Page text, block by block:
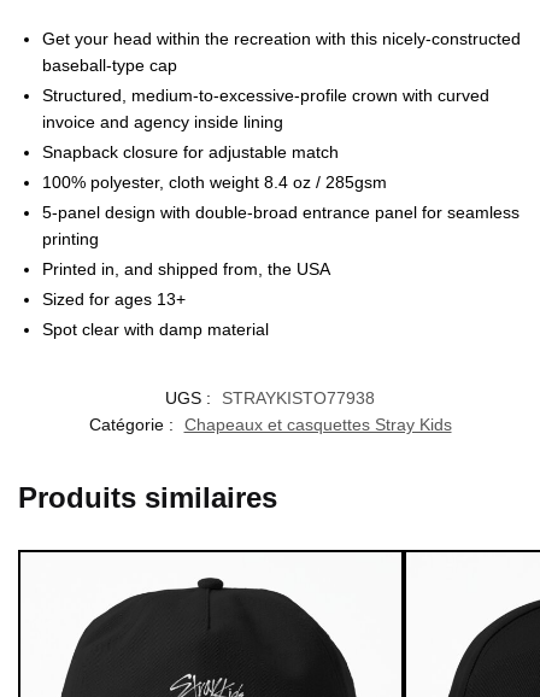
Get your head within the recreation with this nicely-constructed
baseball-type cap
Structured, medium-to-excessive-profile crown with curved
invoice and agency inside lining
Snapback closure for adjustable match
100% polyester, cloth weight 8.4 oz / 285gsm
5-panel design with double-broad entrance panel for seamless
printing
Printed in, and shipped from, the USA
Sized for ages 13+
Spot clear with damp material
UGS :
STRAYKISTO77938
Catégorie :
Chapeaux et casquettes Stray Kids
Produits similaires